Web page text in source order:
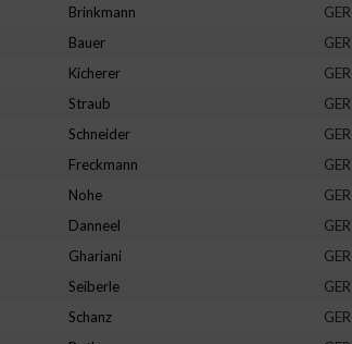
Brinkmann GER
Bauer GER
Kicherer GER
Straub GER
Schneider GER
Freckmann GER
Nohe GER
Danneel GER
Ghariani GER
Seiberle GER
Schanz GER
von Inhalten
personalisierter Inhalte